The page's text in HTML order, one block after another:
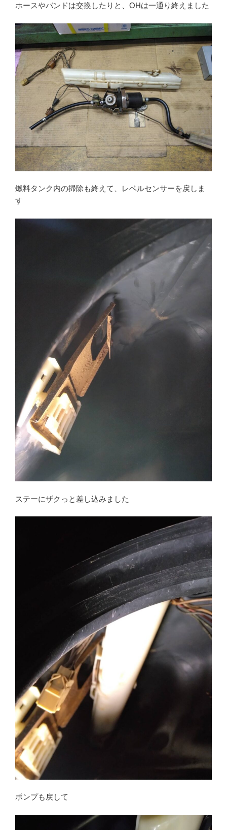
ホースやバンドは交換したりと、OHは一通り終えました
燃料タンク内の掃除も終えて、レベルセンサーを戻しま
す
ステーにザクっと差し込みました
ポンプも戻して